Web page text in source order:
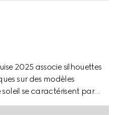
2025 associe silhouettes
sur des modèles
se caractérisent par
doré clair avec